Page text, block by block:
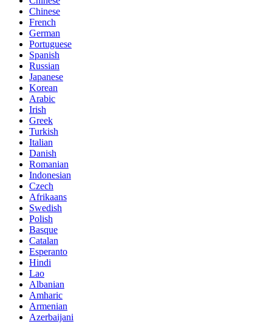
Chinese
French
German
Portuguese
Spanish
Russian
Japanese
Korean
Arabic
Irish
Greek
Turkish
Italian
Danish
Romanian
Indonesian
Czech
Afrikaans
Swedish
Polish
Basque
Catalan
Esperanto
Hindi
Lao
Albanian
Amharic
Armenian
Azerbaijani